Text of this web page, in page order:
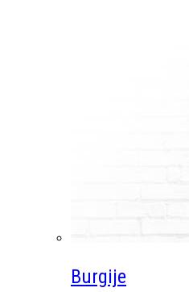
Burgije